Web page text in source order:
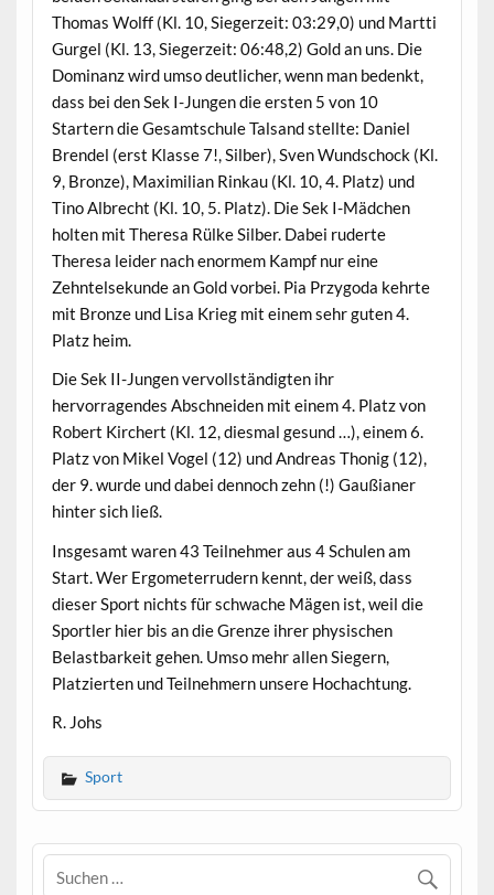
Thomas Wolff (Kl. 10, Siegerzeit: 03:29,0) und Martti
Gurgel (Kl. 13, Siegerzeit: 06:48,2) Gold an uns. Die
Dominanz wird umso deutlicher, wenn man bedenkt,
dass bei den Sek I-Jungen die ersten 5 von 10
Startern die Gesamtschule Talsand stellte: Daniel
Brendel (erst Klasse 7!, Silber), Sven Wundschock (Kl.
9, Bronze), Maximilian Rinkau (Kl. 10, 4. Platz) und
Tino Albrecht (Kl. 10, 5. Platz). Die Sek I-Mädchen
holten mit Theresa Rülke Silber. Dabei ruderte
Theresa leider nach enormem Kampf nur eine
Zehntelsekunde an Gold vorbei. Pia Przygoda kehrte
mit Bronze und Lisa Krieg mit einem sehr guten 4.
Platz heim.
Die Sek II-Jungen vervollständigten ihr
hervorragendes Abschneiden mit einem 4. Platz von
Robert Kirchert (Kl. 12, diesmal gesund …), einem 6.
Platz von Mikel Vogel (12) und Andreas Thonig (12),
der 9. wurde und dabei dennoch zehn (!) Gaußianer
hinter sich ließ.
Insgesamt waren 43 Teilnehmer aus 4 Schulen am
Start. Wer Ergometerrudern kennt, der weiß, dass
dieser Sport nichts für schwache Mägen ist, weil die
Sportler hier bis an die Grenze ihrer physischen
Belastbarkeit gehen. Umso mehr allen Siegern,
Platzierten und Teilnehmern unsere Hochachtung.
R. Johs
Sport